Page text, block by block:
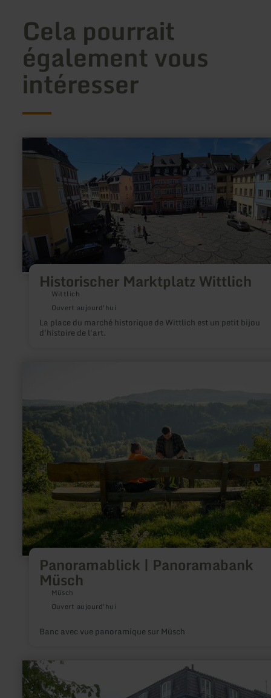
Cela pourrait
également vous
intéresser
Historischer Marktplatz Wittlich
Wittlich
Ouvert aujourd'hui
La place du marché historique de Wittlich est un petit bijou
d'histoire de l'art.
en
savoir
Wittlich
Panoramablick | Panoramabank
Müsch
Müsch
Ouvert aujourd'hui
Banc avec vue panoramique sur Müsch
:
Panoramablick
Panoramabank
Müsch
en
savoir
plus
sur